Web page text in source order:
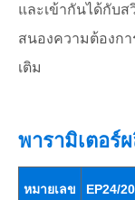
และเข้ากันได้กับส
สนองความต้องก
เติม
พารามิเตอ
หมายเลข
EP24/